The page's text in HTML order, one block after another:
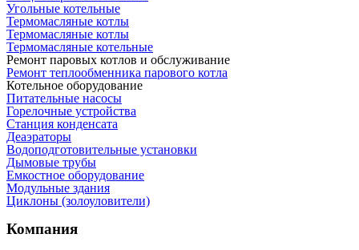
Угольные котельные
Термомасляные котлы
Термомасляные котлы
Термомасляные котельные
Ремонт паровых котлов и обслуживание
Ремонт теплообменника парового котла
Котельное оборудование
Питательные насосы
Горелочные устройства
Станция конденсата
Деаэраторы
Водоподготовительные установки
Дымовые трубы
Емкостное оборудование
Mодульные здания
Циклоны (золоуловители)
Компания